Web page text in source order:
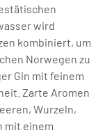
wird
kombiniert, um
Norwegen zu
Gin mit feinem
Zarte Aromen
Wurzeln,
mit einem